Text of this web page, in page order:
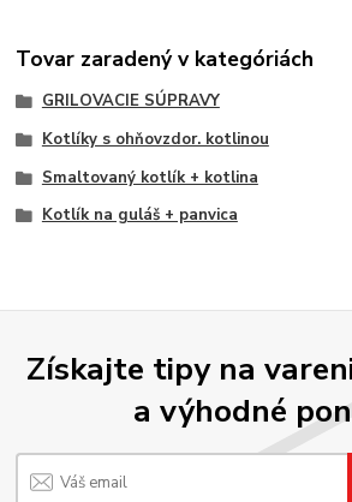
Tovar zaradený v kategóriách
GRILOVACIE SÚPRAVY
Kotlíky s ohňovzdor. kotlinou
Smaltovaný kotlík + kotlina
Kotlík na guláš + panvica
Získajte tipy na
a výhodné